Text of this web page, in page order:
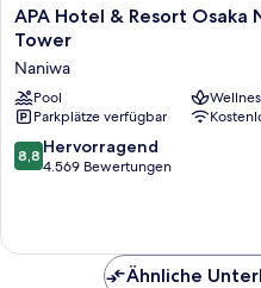
APA
Hotel
Resort
Osaka
Namba
Ekimae
Tower
APA Hotel & Resort Osaka
Tower
Naniwa
Pool
Parkplätze verfügbar
8.8
von
Bewertungen
8,8 Hervorragend
4.569 Bewertungen
Ähnliche